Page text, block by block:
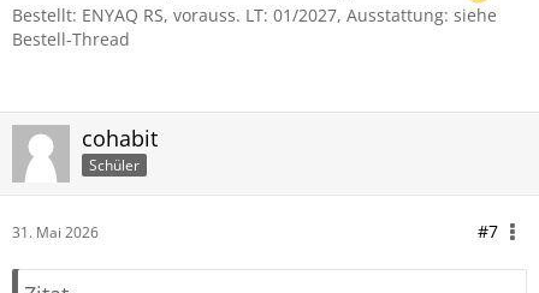
Bestellt: ENYAQ RS, vorauss. LT: 01/2027, Ausstattung: siehe
Bestell-Thread
cohabit
Schüler
31. Mai 2026 #7